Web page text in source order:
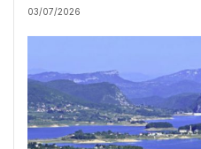
03/07/2026